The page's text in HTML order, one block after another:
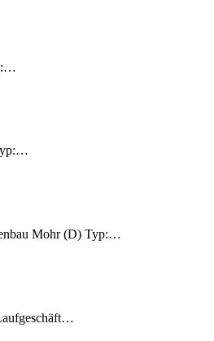
Mohr (D) Typ:…